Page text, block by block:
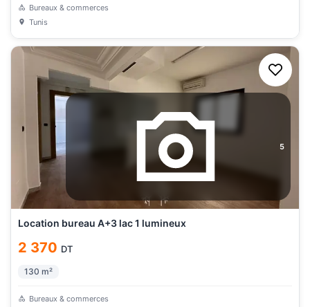
Bureaux & commerces
Tunis
5
Location bureau A+3 lac 1 lumineux
2 370 DT
130 m²
Bureaux & commerces